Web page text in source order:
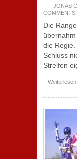
JONAS
COMMENTS
Die
die
Schluss
Streifen
Weiterlesen